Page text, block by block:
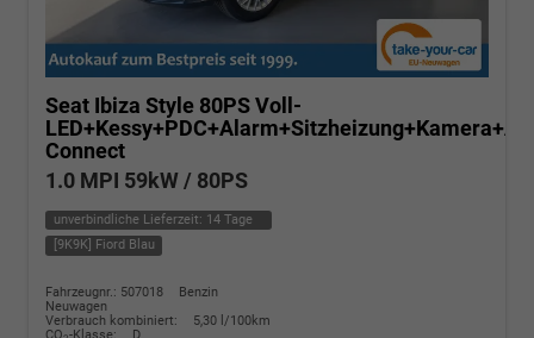
Seat Ibiza Style 80PS Voll-
Connect
1.0 MPI 59kW / 80PS
unverbindliche Lieferzeit: 14 Tage
[9K9K] Fiord Blau
Fahrzeugnr.: 507018
Benzin
Neuwagen
Verbrauch kombiniert:
5,30 l/100km
CO -Klasse:
D